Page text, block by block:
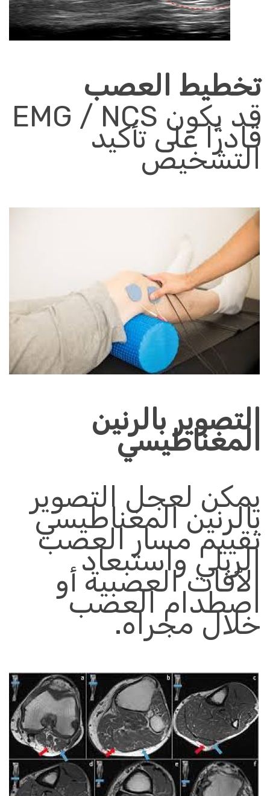
تخطيط العصب
قد يكونEMG / NCS
قادرًا على تأكيد
التشخيص
التصوير بالرنين
المغناطيسي
يمكن لعجل التصوير
بالرنين المغناطيسي
تقييم مسار العصب
الربلي واستبعاد
الآفات العصبية أو
اصطدام العصب
خلال مجراه.